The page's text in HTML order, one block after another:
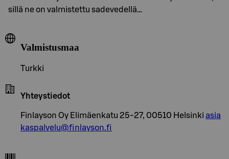
sillä ne on valmistettu sadevedellä…
Valmistusmaa
Turkki
Yhteystiedot
Finlayson Oy Elimäenkatu 25-27, 00510 Helsinki asia
kaspalvelu@finlayson.fi